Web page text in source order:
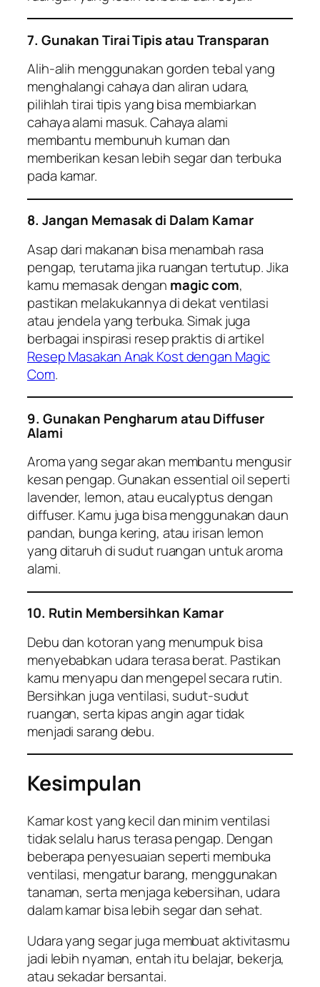
7. Gunakan Tirai Tipis atau Transparan
Alih-alih menggunakan gorden tebal yang
menghalangi cahaya dan aliran udara,
pilihlah tirai tipis yang bisa membiarkan
cahaya alami masuk. Cahaya alami
membantu membunuh kuman dan
memberikan kesan lebih segar dan terbuka
pada kamar.
8. Jangan Memasak di Dalam Kamar
Asap dari makanan bisa menambah rasa
pengap, terutama jika ruangan tertutup. Jika
kamu memasak dengan magic com,
pastikan melakukannya di dekat ventilasi
atau jendela yang terbuka. Simak juga
berbagai inspirasi resep praktis di artikel
Resep Masakan Anak Kost dengan Magic
Com.
9. Gunakan Pengharum atau Diffuser
Alami
Aroma yang segar akan membantu mengusir
kesan pengap. Gunakan essential oil seperti
lavender, lemon, atau eucalyptus dengan
diffuser. Kamu juga bisa menggunakan daun
pandan, bunga kering, atau irisan lemon
yang ditaruh di sudut ruangan untuk aroma
alami.
10. Rutin Membersihkan Kamar
Debu dan kotoran yang menumpuk bisa
menyebabkan udara terasa berat. Pastikan
kamu menyapu dan mengepel secara rutin.
Bersihkan juga ventilasi, sudut-sudut
ruangan, serta kipas angin agar tidak
menjadi sarang debu.
Kesimpulan
Kamar kost yang kecil dan minim ventilasi
tidak selalu harus terasa pengap. Dengan
beberapa penyesuaian seperti membuka
ventilasi, mengatur barang, menggunakan
tanaman, serta menjaga kebersihan, udara
dalam kamar bisa lebih segar dan sehat.
Udara yang segar juga membuat aktivitasmu
jadi lebih nyaman, entah itu belajar, bekerja,
atau sekadar bersantai.